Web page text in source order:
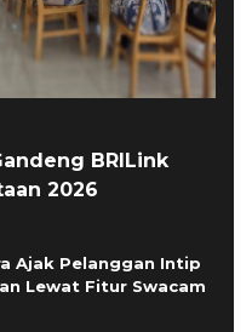
BRILink
2026
Ajak Pelanggan Intip
Lewat Fitur Swacam